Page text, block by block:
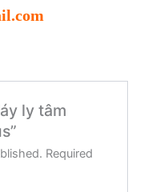
ly tâm
Required